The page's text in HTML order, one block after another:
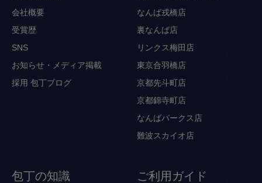
会社概要
受賞歴
SNS
お知らせ・メディア掲載
採用 包丁ブログ
なんば戎橋店
裏なんば店
リンクス梅田店
東京合羽橋店
京都先斗町店
京都錦寺町店
なんばパークス店
難波スカイオ店
包丁の知識 ご利用ガイド